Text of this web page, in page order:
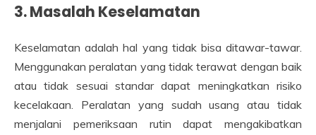
3. Masalah Keselamatan
Keselamatan adalah hal yang tidak bisa ditawar-tawar.
Menggunakan peralatan yang tidak terawat dengan baik
atau tidak sesuai standar dapat meningkatkan risiko
kecelakaan. Peralatan yang sudah usang atau tidak
menjalani pemeriksaan rutin dapat mengakibatkan